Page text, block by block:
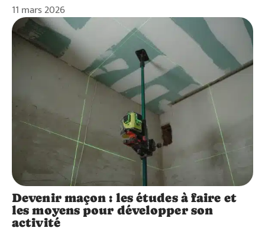
11 mars 2026
Devenir maçon : les études à faire et
les moyens pour développer son
activité